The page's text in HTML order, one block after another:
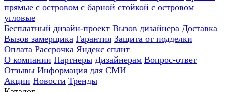
прямые с островом с барной стойкой с островом
угловые
Бесплатный дизайн-проект Вызов дизайнера Доставка
Вызов замерщика Гарантия Защита от подделки
Оплата Рассрочка Яндекс сплит
О компании Партнеры Дизайнерам Вопрос-ответ
Отзывы Информация для СМИ
Акции Новости Тренды